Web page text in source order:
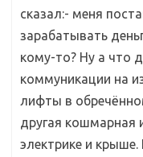
сказал:- меня
зарабатывать
кому-то? Ну а что
коммуникации на
лифты в
другая кошмарная
электрике и